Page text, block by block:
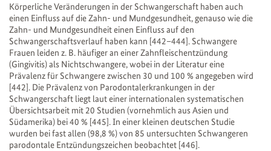
Körperliche Veränderungen in der Schwangerschaft haben auch
einen Einfluss auf die Zahn- und Mundgesundheit, genauso wie die
Zahn- und Mundgesundheit einen Einfluss auf den
Schwangerschaftsverlauf haben kann [442–444]. Schwangere
Frauen leiden z. B. häufiger an einer Zahnfleischentzündung
(Gingivitis) als Nichtschwangere, wobei in der Literatur eine
Prävalenz für Schwangere zwischen 30 und 100 % angegeben wird
[442]. Die Prävalenz von Parodontalerkrankungen in der
Schwangerschaft liegt laut einer internationalen systematischen
Übersichtsarbeit mit 20 Studien (vornehmlich aus Asien und
Südamerika) bei 40 % [445]. In einer kleinen deutschen Studie
wurden bei fast allen (98,8 %) von 85 untersuchten Schwangeren
parodontale Entzündungszeichen beobachtet [446].